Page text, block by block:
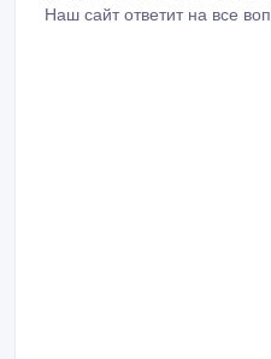
Наш сайт ответит на все